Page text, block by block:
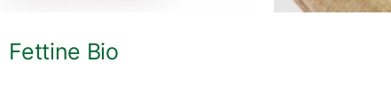
Fettine Bio